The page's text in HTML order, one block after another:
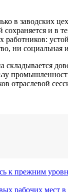
в
сохраняется и
ни социальная
отраслевой
к прежним
рабочих мест